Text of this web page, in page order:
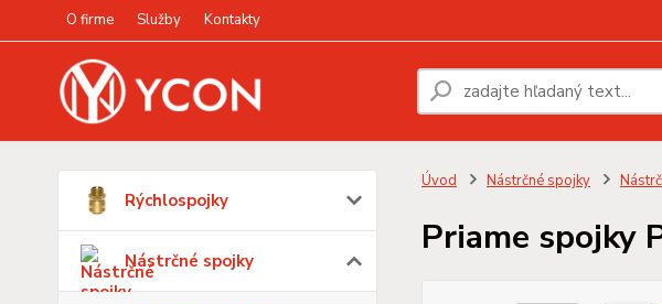
O firme Služby Kontakty
Rýchlospojky
Nástrčné spojky
Úvod Nástrčné spojky
Priame spojky